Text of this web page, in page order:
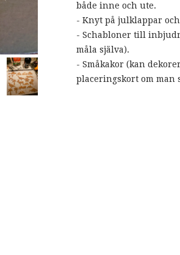
både inne och ute.
- Knyt på julklappar
- Schabloner till
måla själva).
- Småkakor (kan
placeringskort om man